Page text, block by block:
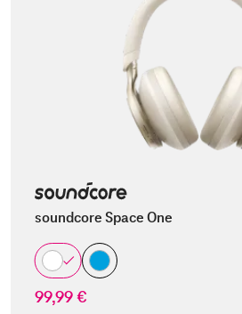
soundcore Space One
99,99 €